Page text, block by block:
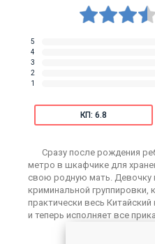
5
4
3
2
1
КП: 6.8
Сразу после рождения
метро в шкафчике для
свою родную мать. Девочку
криминальной группировки,
практически весь
и теперь исполняет все